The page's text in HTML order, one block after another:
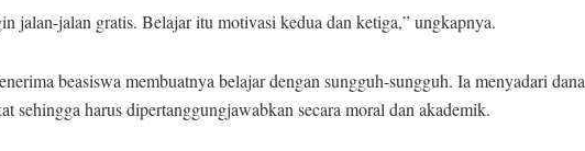
jalan-jalan gratis. Belajar itu motivasi kedua dan ketiga,” ungkapnya.
beasiswa membuatnya belajar dengan sungguh-sungguh. Ia menyadari dana
sehingga harus dipertanggungjawabkan secara moral dan akademik.